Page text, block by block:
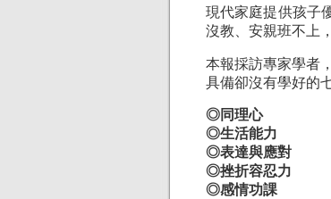
現代家庭提供孩子
沒教、安親班不上
本報採訪專家學者
具備卻沒有學好的
◎同理心
◎生活能力
◎表達與應對
◎挫折容忍力
◎感情功課